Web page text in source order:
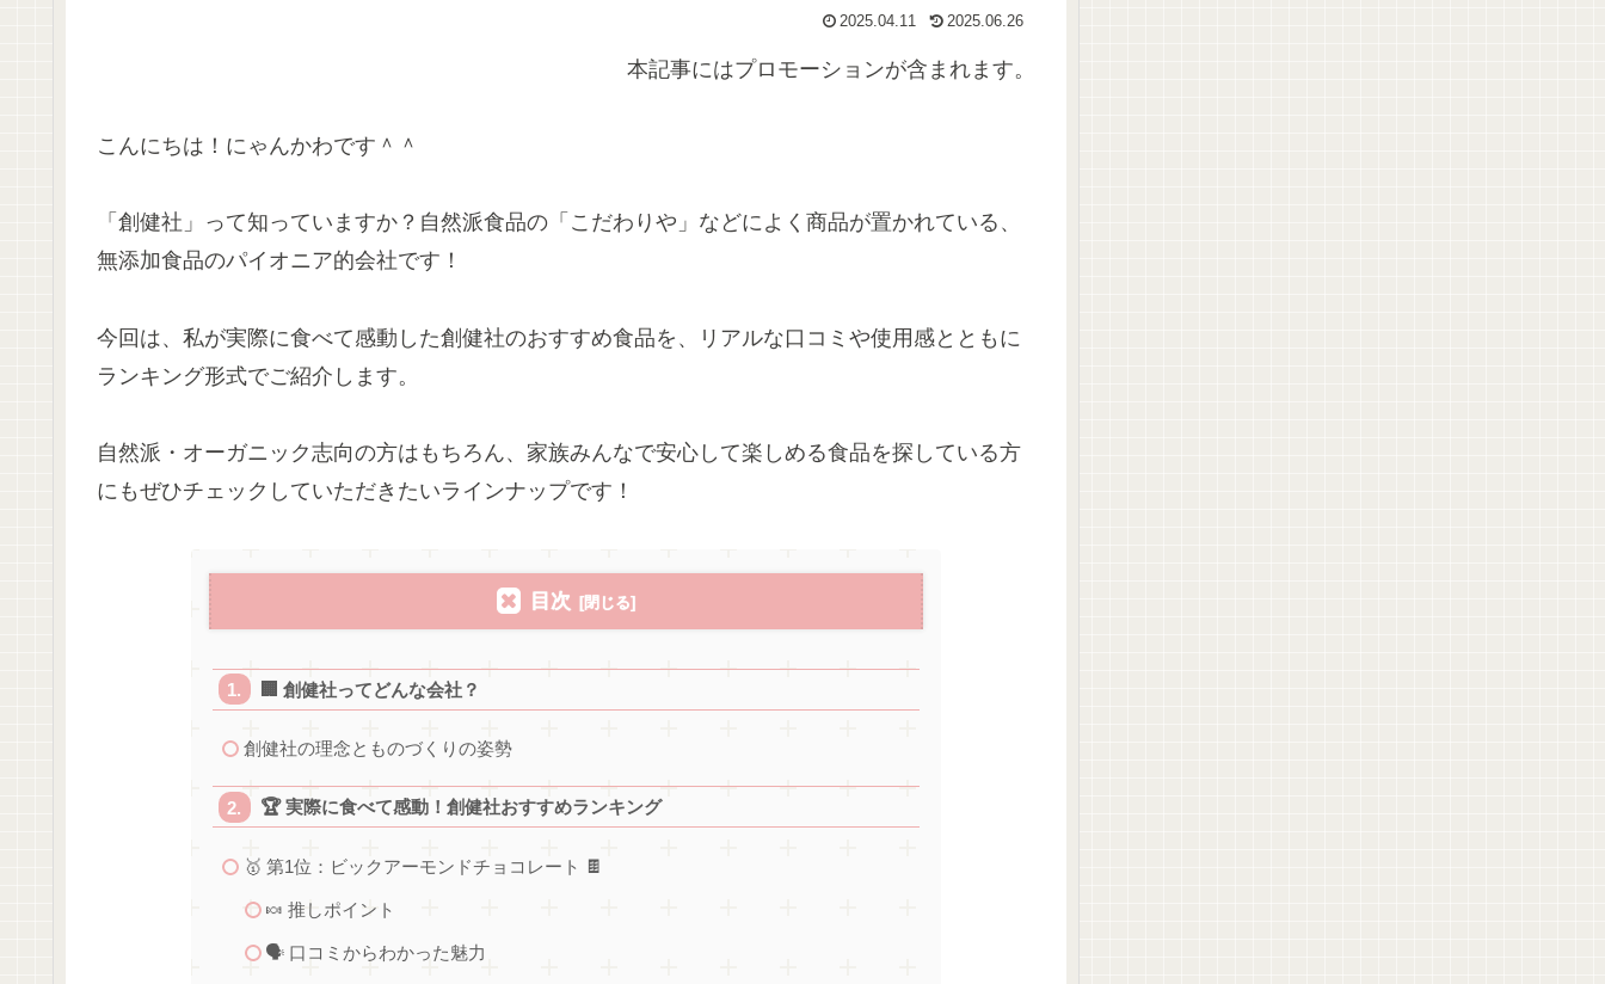
2025.04.11 2025.06.26
本記事にはプロモーションが含まれます。
こんにちは！にゃんかわです＾＾
「創健社」って知っていますか？自然派食品の「こだわりや」などによく商品が置かれている、
無添加食品のパイオニア的会社です！
今回は、私が実際に食べて感動した創健社のおすすめ食品を、リアルな口コミや使用感とともに
ランキング形式でご紹介します。
自然派・オーガニック志向の方はもちろん、家族みんなで安心して楽しめる食品を探している方
にもぜひチェックしていただきたいラインナップです！
目次
🏢 創健社ってどんな会社？
創健社の理念とものづくりの姿勢
🏆 実際に食べて感動！創健社おすすめランキング
🥇 第1位：ビックアーモンドチョコレート 🍫
🍬 推しポイント
🗣 口コミからわかった魅力